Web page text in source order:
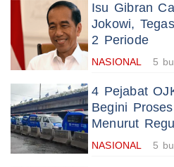
Isu Gibran
Jokowi,
2 Periode
NASIONAL 5
4 Pejabat
Begini
Menurut
NASIONAL 5